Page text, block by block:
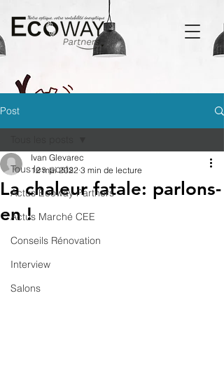
Post
Tous les posts
Actus Ecoway Partners
Actus Marché CEE
Conseils Rénovation
Interview
Salons
La chaleur fatale: parlons-
en !
Ivan Glevarec
12 mai 2022 3 min de lecture